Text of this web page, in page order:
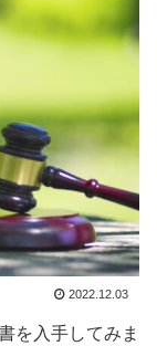
2022.12.03
を入手してみま